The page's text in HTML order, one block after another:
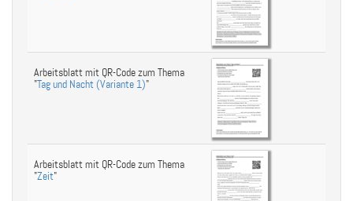
Arbeitsblatt mit QR-Code zum Thema
"Tag und Nacht (Variante 1)"
Arbeitsblatt mit QR-Code zum Thema
"Zeit"